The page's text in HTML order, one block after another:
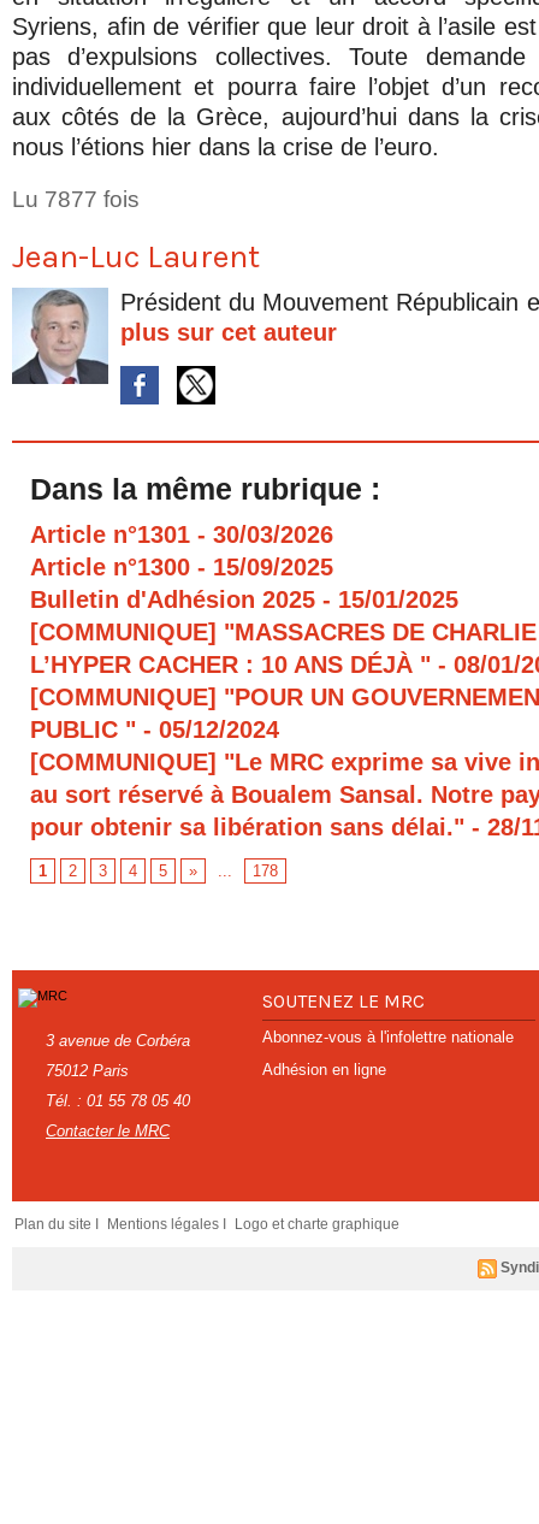
Syriens, afin de vérifier que leur droit à l’asile
pas d’expulsions collectives. Toute
individuellement et pourra faire l’objet d’un
aux côtés de la Grèce, aujourd’hui dans la
nous l’étions hier dans la crise de l’euro.
Lu 7877 fois
Jean-Luc Laurent
Président du Mouvement Républicain
plus sur cet auteur
Dans la même rubrique :
Article n°1301 - 30/03/2026
Article n°1300 - 15/09/2025
Bulletin d'Adhésion 2025 - 15/01/2025
[COMMUNIQUE] "MASSACRES DE
L’HYPER CACHER : 10 ANS DÉJÀ " - 08/01/
[COMMUNIQUE] "POUR UN
PUBLIC " - 05/12/2024
[COMMUNIQUE] "Le MRC exprime sa vive
au sort réservé à Boualem Sansal. Notre
pour obtenir sa libération sans délai." - 28/
1 2 3 4 5 » ... 178
3 avenue de Corbéra
75012 Paris
Tél. : 01 55 78 05 40
Contacter le MRC
SOUTENEZ LE MRC
Abonnez-vous à l'infolettre nationale
Adhésion en ligne
Plan du site I Mentions légales I Logo et charte graphique